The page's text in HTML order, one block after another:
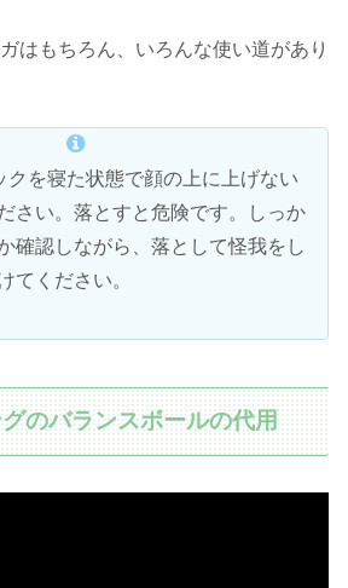
はもちろん、いろんな使い道があり
クを寝た状態で顔の上に上げない
さい。落とすと危険です。しっか
確認しながら、落として怪我をし
てください。
のバランスボールの代用